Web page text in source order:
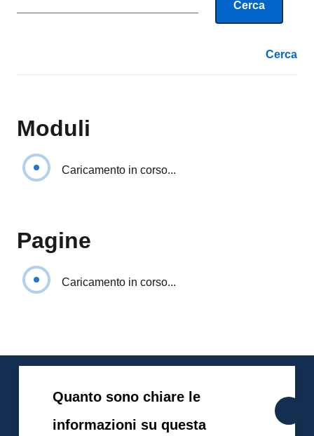
Cerca
Cerca
Moduli
Caricamento in corso...
Pagine
Caricamento in corso...
Quanto sono chiare le
informazioni su questa